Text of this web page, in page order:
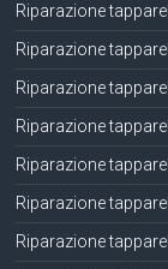
Riparazione
Riparazione
Riparazione
Riparazione
Riparazione
Riparazione
Riparazione